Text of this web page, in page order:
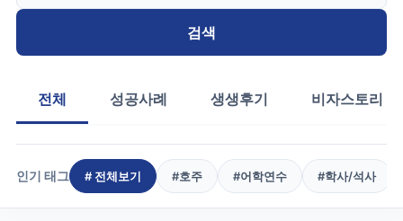
검색
전체 성공사례 생생후기 비자스토리
인기 태그 # 전체보기 #호주 #어학연수 #학사/석사